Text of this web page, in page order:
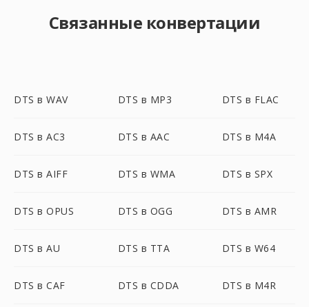
Связанные конвертации
DTS в WAV DTS в MP3 DTS в FLAC
DTS в AC3 DTS в AAC DTS в M4A
DTS в AIFF DTS в WMA DTS в SPX
DTS в OPUS DTS в OGG DTS в AMR
DTS в AU DTS в TTA DTS в W64
DTS в CAF DTS в CDDA DTS в M4R